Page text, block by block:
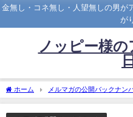
金無し・コネ無し・人望無しの男が
が
ノッピー様
ホーム メルマガの公開バックナン
エイターになる基準って何？俺が思う専